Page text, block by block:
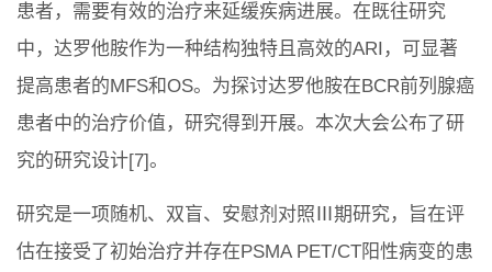
患者，需要有效的治疗来延缓疾病进展。在既往研究
中，达罗他胺作为一种结构独特且高效的ARI，可显著
提高患者的MFS和OS。为探讨达罗他胺在BCR前列腺癌
患者中的治疗价值，研究得到开展。本次大会公布了研
究的研究设计[7]。
研究是一项随机、双盲、安慰剂对照Ⅲ期研究，旨在评
估在接受了初始治疗并存在PSMA PET/CT阳性病变的患